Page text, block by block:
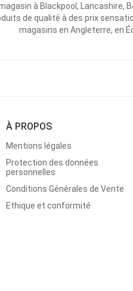
à Blackpool, Lancashire,
de qualité à des prix
magasins en Angleterre, en
À PROPOS
Mentions légales
Protection des données
personnelles
Conditions Générales de Vente
Ethique et conformité